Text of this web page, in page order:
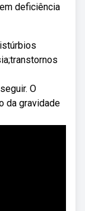
deficiência
O
da gravidade